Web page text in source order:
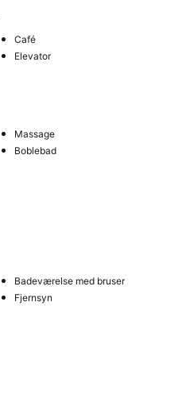
Café
Elevator
Massage
Boblebad
Badeværelse med bruser
Fjernsyn